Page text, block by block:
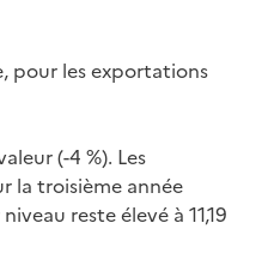
pour les exportations
(-4 %). Les
la troisième année
reste élevé à 11,19